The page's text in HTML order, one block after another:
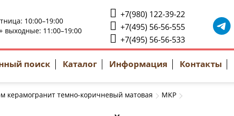
10:00–19:00
выходные: 11:00–19:00
+7(980) 122-39-22
+7(495) 56-56-555
+7(495) 56-56-533
поиск Каталог Информация Контакты
керамогранит темно-коричневый матовая MKP